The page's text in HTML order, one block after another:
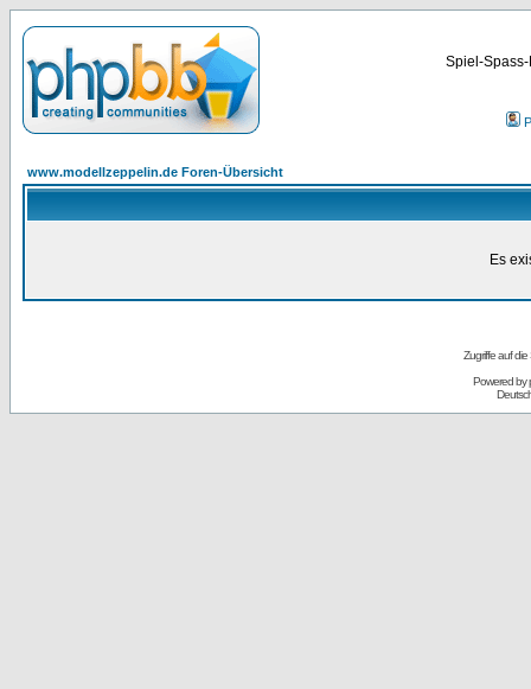
Spiel-
www.modellzeppelin.de Foren-Übersicht
Es
Zugriffe auf
Powered by